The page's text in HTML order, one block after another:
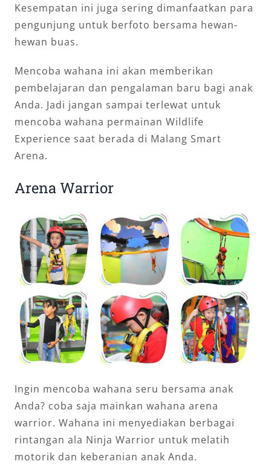
Kesempatan ini juga sering dimanfaatkan para
pengunjung untuk berfoto bersama hewan-
hewan buas.
Mencoba wahana ini akan memberikan
pembelajaran dan pengalaman baru bagi anak
Anda. Jadi jangan sampai terlewat untuk
mencoba wahana permainan Wildlife
Experience saat berada di Malang Smart
Arena.
Arena Warrior
Ingin mencoba wahana seru bersama anak
Anda? coba saja mainkan wahana arena
warrior. Wahana ini menyediakan berbagai
rintangan ala Ninja Warrior untuk melatih
motorik dan keberanian anak Anda.